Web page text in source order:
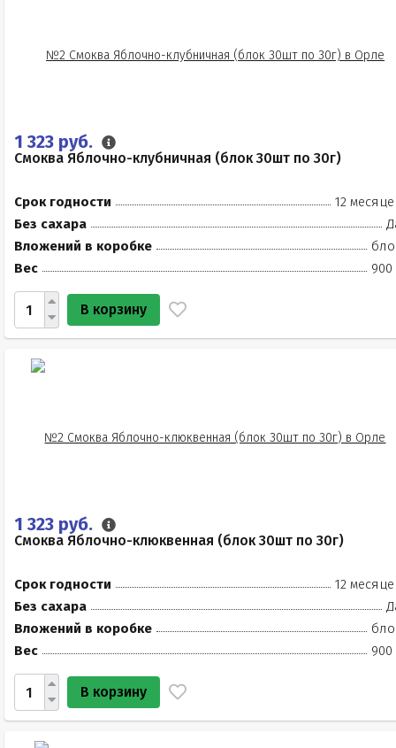
1 323 руб.
Смоква Яблочно-клубничная (блок 30шт по 30г)
Срок годности
12
Без сахара
Вложений в коробке
Вес
900
В корзину
1 323 руб.
Смоква Яблочно-клюквенная (блок 30шт по 30г)
Срок годности
12
Без сахара
Вложений в коробке
Вес
900
В корзину